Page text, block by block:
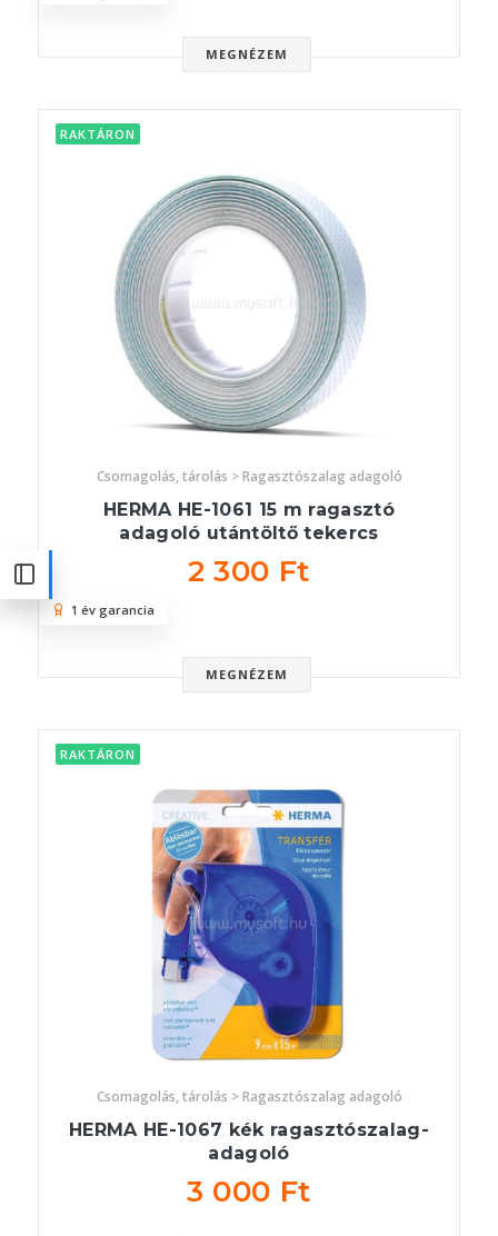
MEGNÉZEM
RAKTÁRON
Csomagolás, tárolás > Ragasztószalag adagoló
HERMA HE-1061 15 m ragasztó
adagoló utántöltő tekercs
2 300 Ft
MEGNÉZEM
1 év garancia
RAKTÁRON
Csomagolás, tárolás > Ragasztószalag adagoló
HERMA HE-1067 kék ragasztószalag-
adagoló
3 000 Ft